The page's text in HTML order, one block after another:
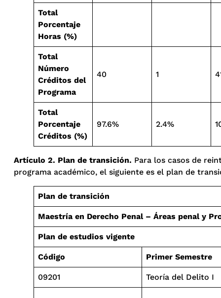
Total
Porcentaje
Horas (%)
Total
Número
Créditos del
Programa
40 1
Total
Porcentaje
Créditos (%)
97.6% 2.4%
Artículo 2. Plan de transición. Para los casos de
programa académico, el siguiente es el plan de
Plan de transición
Maestría en Derecho Penal – Áreas penal y
Plan de estudios vigente
Código Primer Semestre
09201 Teoría del Delito I